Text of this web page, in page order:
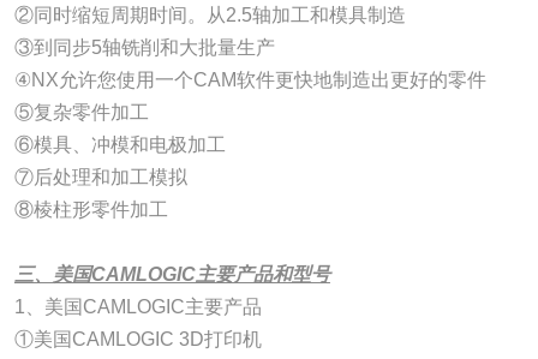
②同时缩短周期时间。从2.5轴加工和模具制造
③到同步5轴铣削和大批量生产
④NX允许您使用一个CAM软件更快地制造出更好的零件
⑤复杂零件加工
⑥模具、冲模和电极加工
⑦后处理和加工模拟
⑧棱柱形零件加工
三、美国CAMLOGIC主要产品和型号
1、美国CAMLOGIC主要产品
①美国CAMLOGIC 3D打印机